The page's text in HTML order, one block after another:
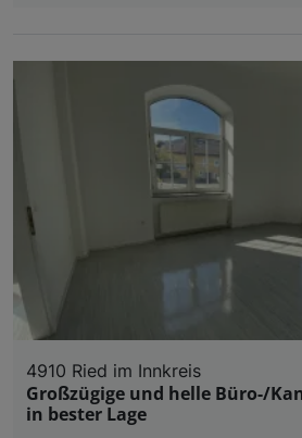
4910 Ried im Innkreis
Großzügige und helle Büro-/
in bester Lage